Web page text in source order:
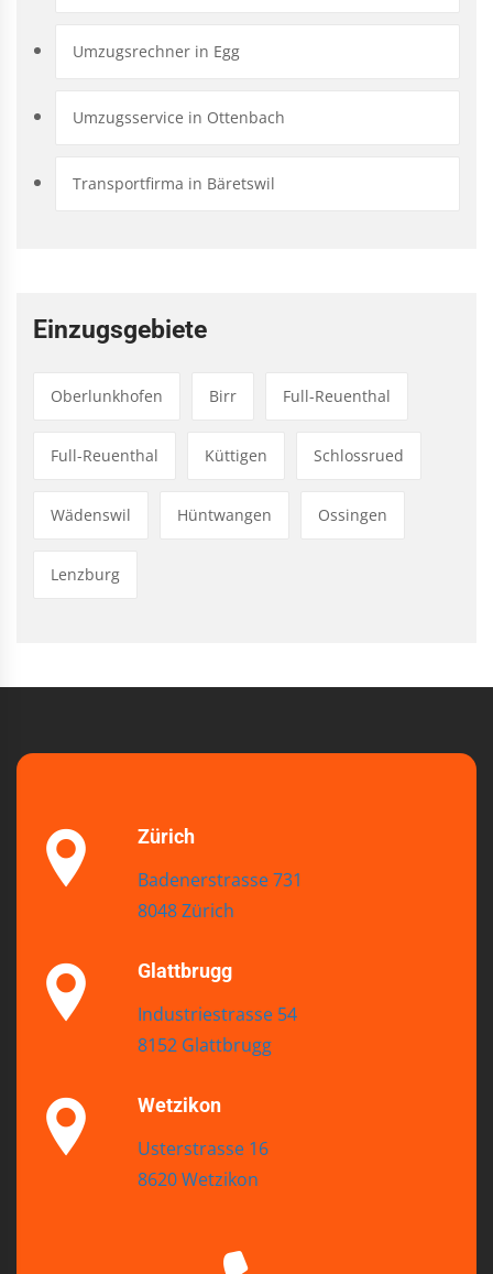
Umzugsrechner in Egg
Umzugsservice in Ottenbach
Transportfirma in Bäretswil
Einzugsgebiete
Oberlunkhofen Birr Full-Reuenthal
Full-Reuenthal Küttigen Schlossrued
Wädenswil Hüntwangen Ossingen
Lenzburg
Zürich
Badenerstrasse 731
8048 Zürich
Glattbrugg
Industriestrasse 54
8152 Glattbrugg
Wetzikon
Usterstrasse 16
8620 Wetzikon